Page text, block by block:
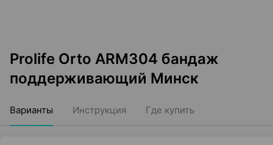
Prolife Orto ARM304 бандаж
поддерживающий Минск
Варианты Инструкция Где купить